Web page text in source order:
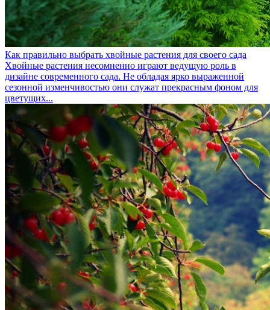
Как правильно выбрать хвойные растения для своего сада
Хвойные растения несомненно играют ведущую роль в
дизайне современного сада. Не обладая ярко выраженной
сезонной изменчивостью они служат прекрасным фоном для
цветущих...